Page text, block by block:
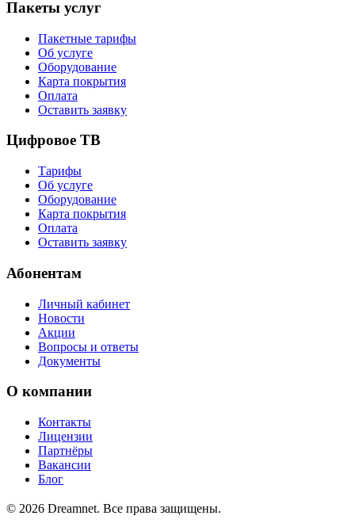
Пакеты услуг
Пакетные тарифы
Об услуге
Оборудование
Карта покрытия
Оплата
Оставить заявку
Цифровое ТВ
Тарифы
Об услуге
Оборудование
Карта покрытия
Оплата
Оставить заявку
Абонентам
Личный кабинет
Новости
Акции
Вопросы и ответы
Документы
О компании
Контакты
Лицензии
Партнёры
Вакансии
Блог
© 2026 Dreamnet. Все права защищены.